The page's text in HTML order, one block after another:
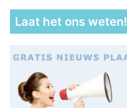
Laat het ons weten!